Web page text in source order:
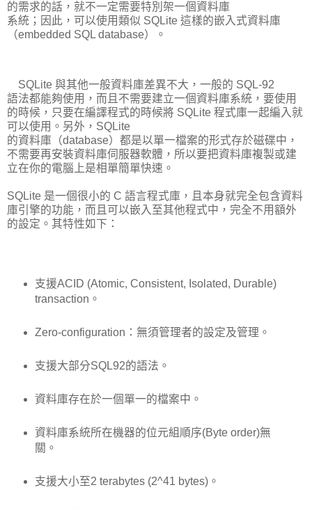
的需求的話，就不一定需要特別架一個資料庫
系統；因此，可以使用類似 SQLite 這樣的嵌入式資料庫
（embedded SQL database）。
SQLite 與其他一般資料庫差異不大，一般的 SQL-92
語法都能夠使用，而且不需要建立一個資料庫系統，要使用
的時候，只要在編譯程式的時候將 SQLite 程式庫一起編入就
可以使用。另外，SQLite
的資料庫（database）都是以單一檔案的形式存於磁碟中，
不需要再安裝資料庫伺服器軟體，所以要把資料庫複製或建
立在你的電腦上是相單簡單快速。
SQLite 是一個很小的 C 語言程式庫，且本身就完全包含資料
庫引擎的功能，而且可以嵌入至其他程式中，完全不用額外
的設定。其特性如下：
支援ACID (Atomic, Consistent, Isolated, Durable)
transaction。
Zero-configuration：無須管理者的設定及管理。
支援大部分SQL92的語法。
資料庫存在於一個單一的檔案中。
資料庫系統所在機器的位元組順序(Byte order)無
關。
支援大小至2 terabytes (2^41 bytes)。